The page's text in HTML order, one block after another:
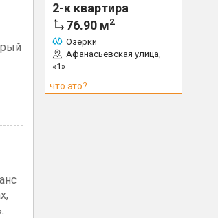
2-к квартира
76.90 м2
Озерки
Афанасьевская улица,
«1»
что это?